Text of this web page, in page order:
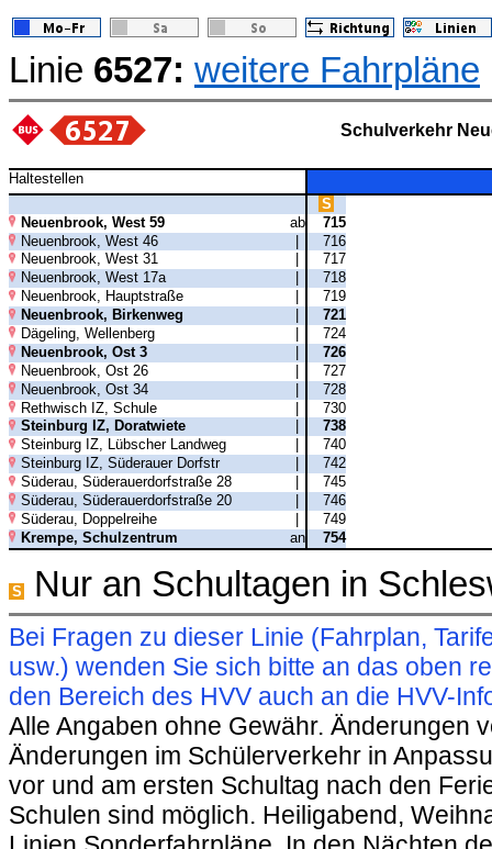
Linie 6527: weitere Fahrpläne
Schulverkehr
Haltestellen
S
Neuenbrook, West 59
ab
715
Neuenbrook, West 46
|
716
Neuenbrook, West 31
717
Neuenbrook, West 17a
718
Neuenbrook, Hauptstraße
719
Neuenbrook, Birkenweg
721
Dägeling, Wellenberg
724
Neuenbrook, Ost 3
726
Neuenbrook, Ost 26
727
Neuenbrook, Ost 34
|
728
Rethwisch IZ, Schule
|
730
Steinburg IZ, Doratwiete
738
Steinburg IZ, Lübscher Landweg
740
Steinburg IZ, Süderauer Dorfstr
742
Süderau, Süderauerdorfstraße 28
745
Süderau, Süderauerdorfstraße 20
746
Süderau, Doppelreihe
749
Krempe, Schulzentrum
an 754
S Nur an Schultagen in
Bei Fragen zu dieser Linie (Fahrplan,
usw.) wenden Sie sich bitte an das oben
den Bereich des HVV auch an die HVV-
Alle Angaben ohne Gewähr. Änderungen
Änderungen im Schülerverkehr in
vor und am ersten Schultag nach den
Schulen sind möglich. Heiligabend,